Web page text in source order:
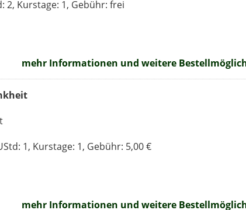
2, Kurstage: 1, Gebühr: frei
mehr Informationen und weitere
1, Kurstage: 1, Gebühr: 5,00 €
mehr Informationen und weitere